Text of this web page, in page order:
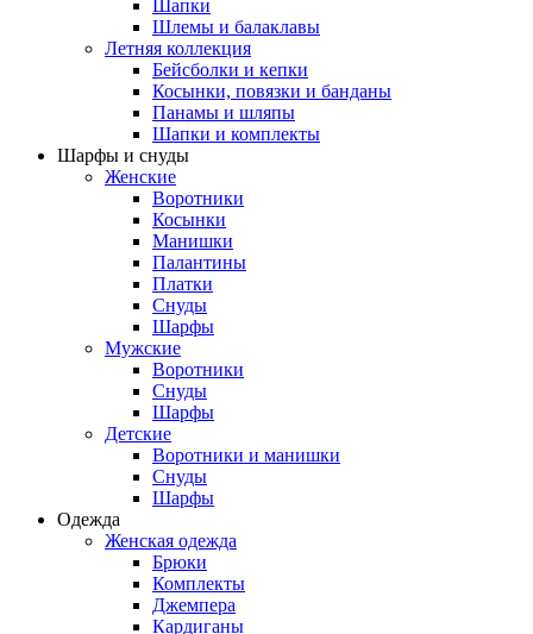
Шапки
Шлемы и балаклавы
Летняя коллекция
Бейсболки и кепки
Косынки, повязки и банданы
Панамы и шляпы
Шапки и комплекты
Шарфы и снуды
Женские
Воротники
Косынки
Манишки
Палантины
Платки
Снуды
Шарфы
Мужские
Воротники
Снуды
Шарфы
Детские
Воротники и манишки
Снуды
Шарфы
Одежда
Женская одежда
Брюки
Комплекты
Джемпера
Кардиганы